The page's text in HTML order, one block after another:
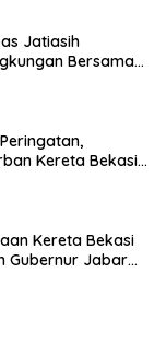
Jatiasih
Bersama
Kereta Bekasi
Kereta Bekasi
Gubernur Jabar